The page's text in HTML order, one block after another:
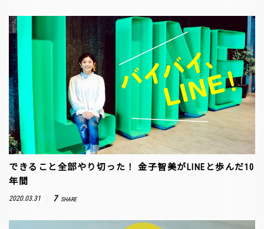
できること全部やり切った！ 金子智美がLINEと歩んだ10
年間
2020.03.31 7 SHARE